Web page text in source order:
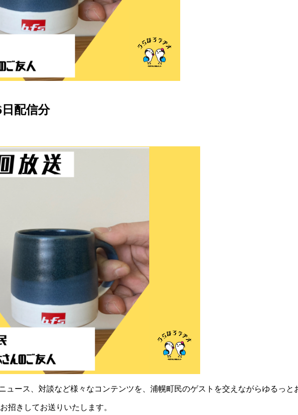
配信分
ュース、対談など様々なコンテンツを、浦幌町民のゲストを交えながらゆるっと
招きしてお送りいたします。